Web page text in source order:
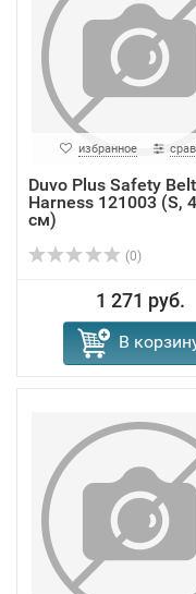
избранное
Duvo Plus Safety Belt
Harness 121003 (S,
см)
(0)
1 271 руб.
В